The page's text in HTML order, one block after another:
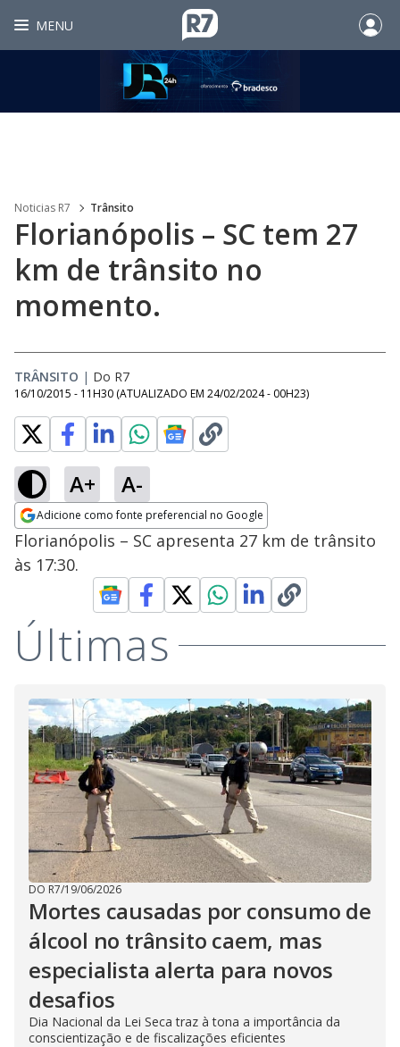
MENU
Noticias R7 Trânsito
Florianópolis – SC tem 27
km de trânsito no
momento.
TRÂNSITO | Do R7
16/10/2015 - 11H30 (ATUALIZADO EM 24/02/2024 - 00H23)
A+ A-
Adicione como fonte preferencial no Google
Opens in new window
Florianópolis – SC apresenta 27 km de trânsito
às 17:30.
Últimas
DO R7/19/06/2026
Mortes causadas por consumo de
álcool no trânsito caem, mas
especialista alerta para novos
desafios
Dia Nacional da Lei Seca traz à tona a importância da
conscientização e de fiscalizações eficientes